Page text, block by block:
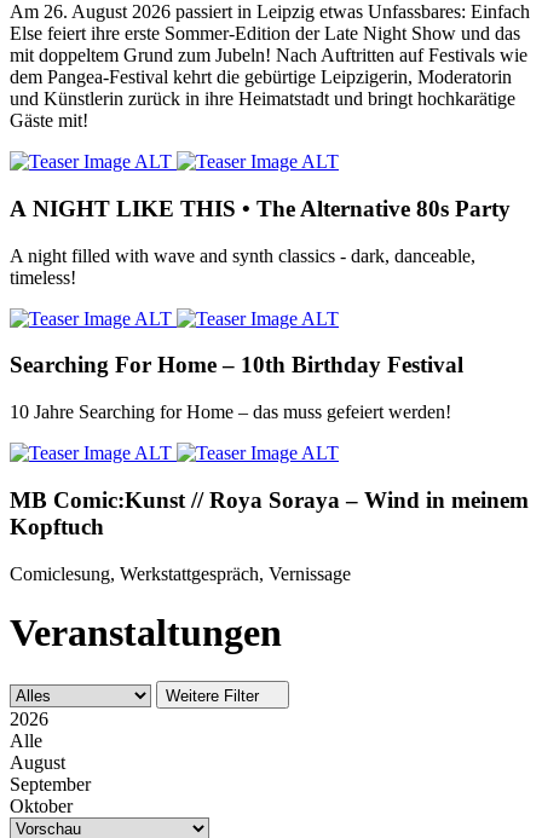
Am 26. August 2026 passiert in Leipzig etwas Unfassbares: Einfach
Else feiert ihre erste Sommer-Edition der Late Night Show und das
mit doppeltem Grund zum Jubeln! Nach Auftritten auf Festivals wie
dem Pangea-Festival kehrt die gebürtige Leipzigerin, Moderatorin
und Künstlerin zurück in ihre Heimatstadt und bringt hochkarätige
Gäste mit!
А NIGHT LIKE THIS • The Alternative 80s Party
A night filled with wave and synth classics - dark, danceable,
timeless!
Searching For Home – 10th Birthday Festival
10 Jahre Searching for Home – das muss gefeiert werden!
MB Comic:Kunst // Roya Soraya – Wind in meinem
Kopftuch
Comiclesung, Werkstattgespräch, Vernissage
Veranstaltungen
Weitere Filter
2026
Alle
August
September
Oktober